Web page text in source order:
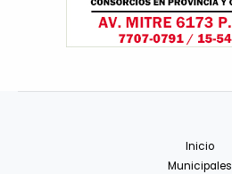
Inicio
Municipales